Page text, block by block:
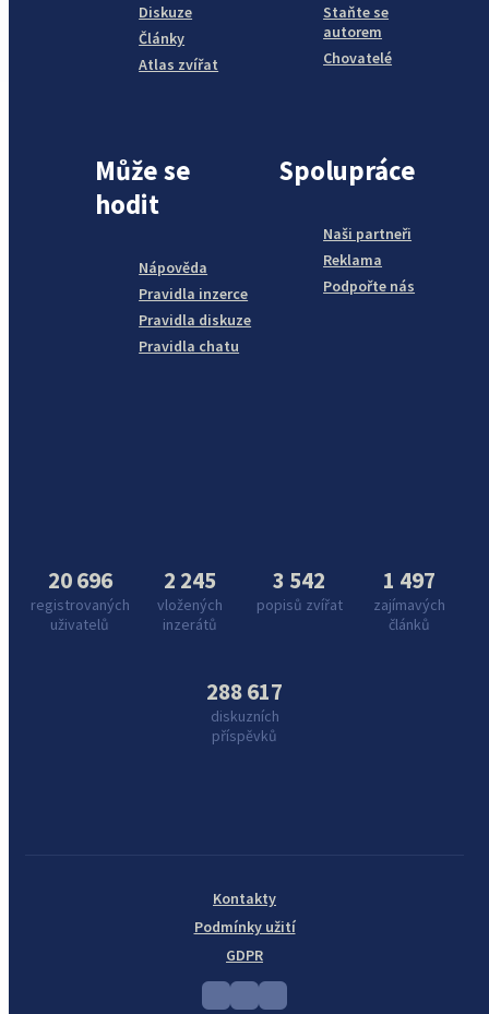
Diskuze
Články
Atlas zvířat
Staňte se
autorem
Chovatelé
Může se
hodit
Nápověda
Pravidla inzerce
Pravidla diskuze
Pravidla chatu
Spolupráce
Naši partneři
Reklama
Podpořte nás
20 696
registrovaných
uživatelů
2 245
vložených
inzerátů
3 542
popisů zvířat
1 497
zajímavých
článků
288 617
diskuzních
příspěvků
Kontakty
Podmínky užití
GDPR